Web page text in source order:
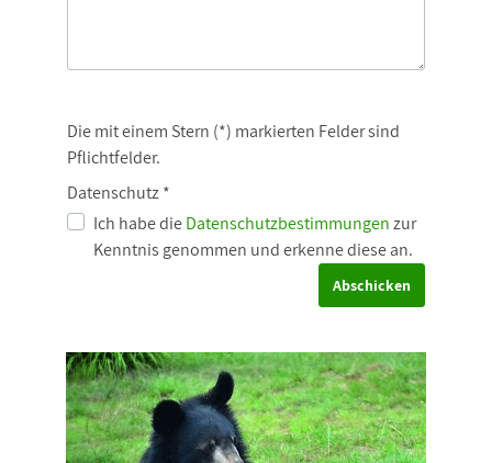
Die mit einem Stern (*) markierten Felder sind
Pflichtfelder.
Datenschutz *
Ich habe dieDatenschutzbestimmungenzur
Kenntnis genommen und erkenne diese an.
Abschicken